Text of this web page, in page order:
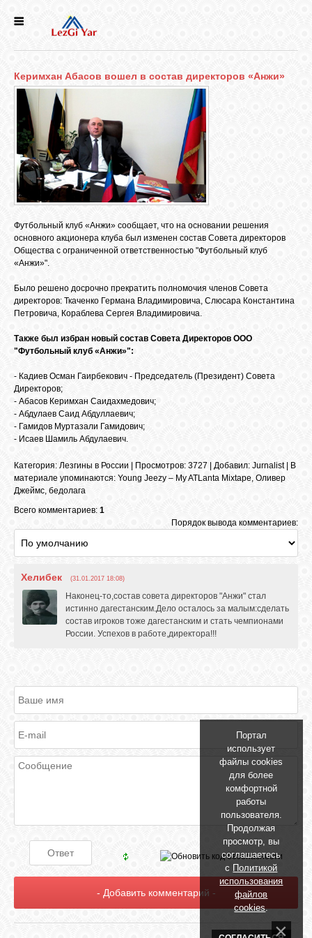
СЕЛА
ИСТОРИЯ
КУЛЬТУРА
ЛЕЗГИН
БИБЛИОТЕКА
ФОРУМ
ГОСТЕВАЯ
ФОТО
МУЗЫКА
САЙТЫ
ОТВЕТЫ
КОНТАКТЫ
RSS
VK
Керимхан Абасов вошел в состав директоров «Анжи»
Футбольный клуб «Анжи» сообщает, что на основании решения
основного акционера клуба был изменен состав Совета директоров
Общества с ограниченной ответственностью "Футбольный клуб
«Анжи»".
Было решено досрочно прекратить полномочия членов Совета
директоров: Ткаченко Германа Владимировича, Слюсара Константина
Петровича, Кораблева Сергея Владимировича.
Также был избран новый состав Совета Директоров ООО
"Футбольный клуб «Анжи»":
- Кадиев Осман Гаирбекович - Председатель (Президент) Совета
Директоров;
- Абасов Керимхан Саидахмедович;
- Абдулаев Саид Абдуллаевич;
- Гамидов Муртазали Гамидович;
- Исаев Шамиль Абдулаевич.
Категория: Лезгины в России Просмотров: 3727 | Добавил: Jurnalist|
В
материале упоминаются: Young Jeezy – My ATLanta Mixtape, Оливер
Джеймс, бедолага
Всего комментариев: 1
Порядок вывода комментариев:
Хелибек (31.01.2017 18:08)
Наконец-то,состав совета директоров "Анжи" стал
истинно дагестанским.Дело осталось за малым:сделать
состав игроков тоже дагестанским и стать чемпионами
России. Успехов в работе,директора!!!
Портал
использует
файлы cookies
для более
комфортной
работы
пользователя.
Продолжая
просмотр, вы
соглашаетесь
с Политикой
использования
файлов
cookies.